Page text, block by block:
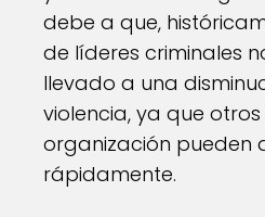
debe a que,
de líderes criminales
llevado a una
violencia, ya que
organización pueden
rápidamente.